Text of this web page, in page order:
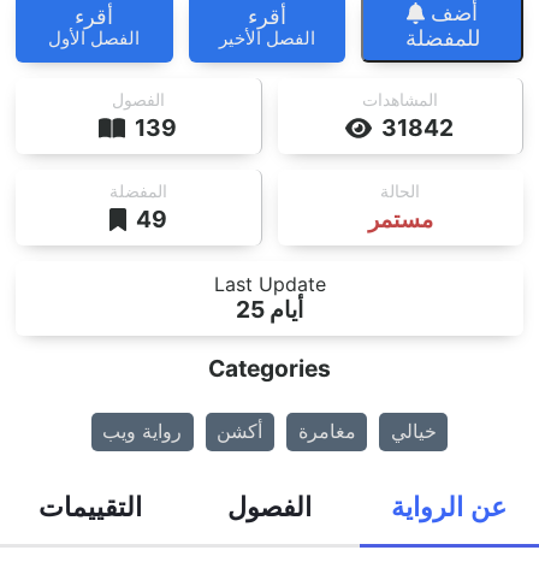
أقرء
الفصل الأول
أقرء
الفصل الأخير
أضف
للمفضلة
139
الفصول
31842
المشاهدات
49
المفضلة
مستمر
الحالة
Last Update
25 أيام
Categories
رواية ويب أكشن مغامرة خيالي
عن الرواية الفصول التقييمات